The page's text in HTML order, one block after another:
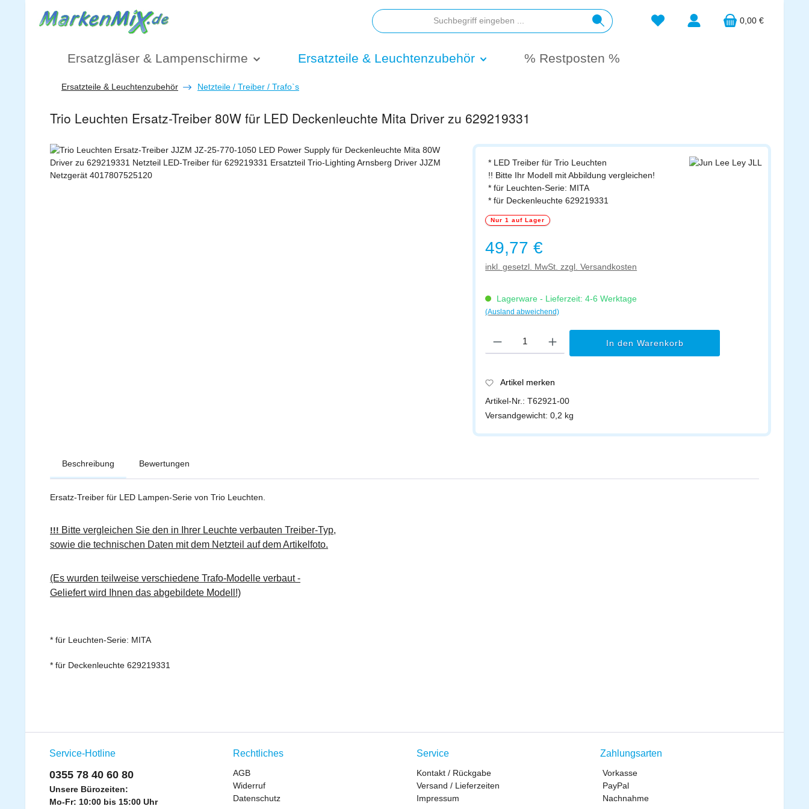
Hauptinhalt springen
Zur Suche springen
Zur Hauptnavigation springen
Du hast 0 Produkte auf dem
0,00 €
Ersatzgläser & Lampenschirme Ersatzteile & Leuchtenzubehör % Restposten %
Ersatzteile & Leuchtenzubehör Netzteile / Treiber / Trafo`s
Trio Leuchten Ersatz-Treiber 80W für LED Deckenleuchte Mita Driver zu 629219331
Bildergalerie überspringen
* LED Treiber für Trio Leuchten
!! Bitte Ihr Modell mit Abbildung vergleichen!
* für Leuchten-Serie: MITA
* für Deckenleuchte 629219331
Nur 1 auf Lager
Regulärer Preis:
49,77 €
inkl. gesetzl. MwSt. zzgl. Versandkosten
Lagerware - Lieferzeit: 4-6 Werktage
(Ausland abweichend)
In den Warenkorb
Artikel merken
Artikel-Nr.:T62921-00
Versandgewicht:0,2 kg
Beschreibung Bewertungen
Ersatz-Treiber für LED Lampen-Serie von Trio Leuchten.
!!! Bitte vergleichen Sie den in Ihrer Leuchte verbauten Treiber-Typ,
sowie die technischen Daten mit dem Netzteil auf dem Artikelfoto.
(Es wurden teilweise verschiedene Trafo-Modelle verbaut -
Geliefert wird Ihnen das abgebildete Modell!)
* für Leuchten-Serie: MITA
* für Deckenleuchte 629219331
Service-Hotline
0355 78 40 60 80
Unsere Bürozeiten:
Mo-Fr: 10:00 bis 15:00 Uhr
Rechtliches
AGB
Widerruf
Datenschutz
Service
Kontakt / Rückgabe
Versand / Lieferzeiten
Impressum
Zahlungsarten
Vorkasse
PayPal
Nachnahme